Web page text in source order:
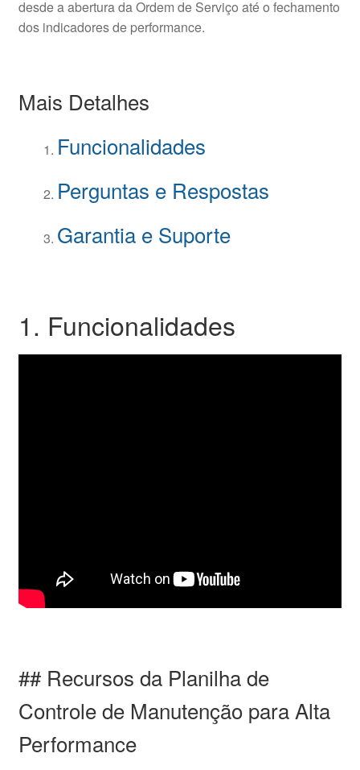
desde a abertura da Ordem de Serviço até o fechamento
dos indicadores de performance.
Mais Detalhes
Funcionalidades
Perguntas e Respostas
Garantia e Suporte
1. Funcionalidades
## Recursos da Planilha de
Controle de Manutenção para Alta
Performance